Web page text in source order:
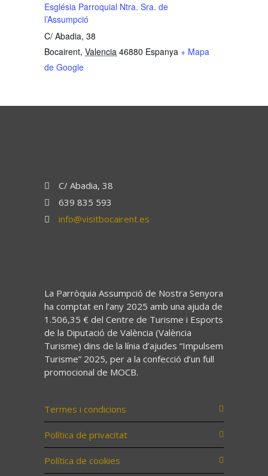
Església Parroquial Ntra. Sra. de
l’Assumpció
C/ Abadia, 38
Bocairent, Valencia 46880 Espanya + Mapa
de Google
C/ Abadia, 38
639 835 593
info@visitbocairent.es
La Parròquia Assumpció de Nostra Senyora
ha comptat en l’any 2025 amb una ajuda de
1.506,35 € del Centre de Turisme i Esports
de la Diputació de València (València
Turisme) dins de la línia d’ajudes “Impulsem
Turisme” 2025, per a la confecció d’un full
promocional de MOCB.
Termes i condicions
Política de privacitat
Política de cookies